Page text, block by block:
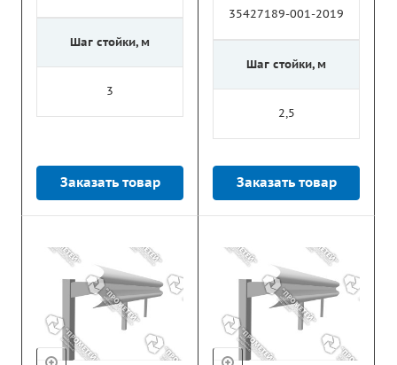
Шаг стойки, м
3
Заказать товар
35427189-001-2019
Шаг стойки, м
2,5
Заказать товар